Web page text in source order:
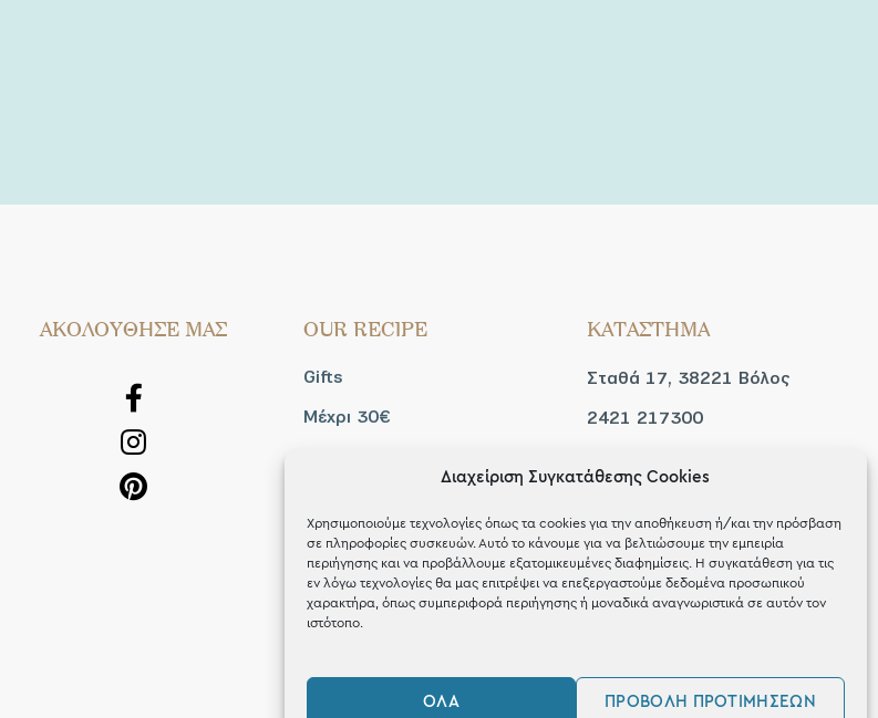
Διαχείριση Συγκατάθεσης Cookies
Χρησιμοποιούμε τεχνολογίες όπως τα cookies για την αποθήκευση ή/και την πρόσβαση
σε πληροφορίες συσκευών. Αυτό το κάνουμε για να βελτιώσουμε την εμπειρία
περιήγησης και να προβάλλουμε εξατομικευμένες διαφημίσεις. Η συγκατάθεση για τις
εν λόγω τεχνολογίες θα μας επιτρέψει να επεξεργαστούμε δεδομένα προσωπικού
χαρακτήρα, όπως συμπεριφορά περιήγησης ή μοναδικά αναγνωριστικά σε αυτόν τον
ιστότοπο.
ΌΛΑ ΠΡΟΒΟΛΉ ΠΡΟΤΙΜΉΣΕΩΝ
AΚΟΛΟΥΘΗΣΕ ΜΑΣ OUR RECIPE
Gifts
Μέχρι 30€
ΚΑΤΑΣΤΗΜΑ
Σταθά 17, 38221 Βόλος
2421 217300
Τριτ / Πεμ / Παρ: 09:00 -
21:00